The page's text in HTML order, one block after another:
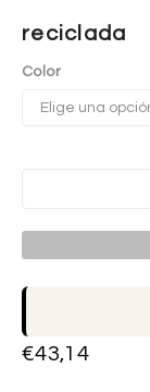
reciclada
Color
€43,14